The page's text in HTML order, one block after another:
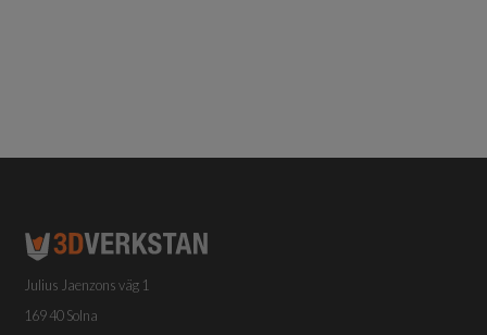
Julius Jaenzons väg 1
169 40 Solna